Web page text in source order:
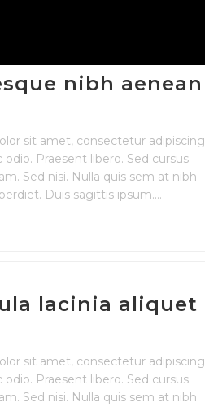
nibh aenean
sit amet, consectetur adipiscing
Praesent libero. Sed cursus
Sed nisi. Nulla quis sem at nibh
Duis sagittis ipsum.…
lacinia aliquet
sit amet, consectetur adipiscing
Praesent libero. Sed cursus
Sed nisi. Nulla quis sem at nibh